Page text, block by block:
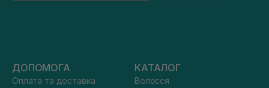
ДОПОМОГА
Оплата та доставка
КАТАЛОГ
Волосся